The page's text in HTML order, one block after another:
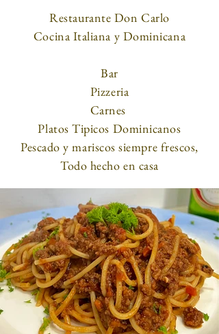
Restaurante Don Carlo
Cocina Italiana y Dominicana
Bar
Pizzeria
Carnes
Platos Tipicos Dominicanos
Pescado y mariscos siempre frescos,
Todo hecho en casa